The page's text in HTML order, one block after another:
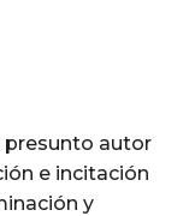
presunto autor
e incitación
y